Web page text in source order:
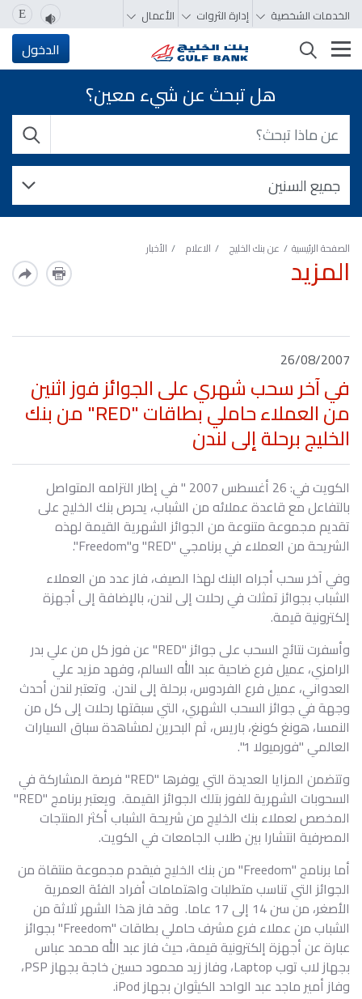
الخدمات الشخصية إدارة الثروات الأعمال E
تغيير التصفّح الدخول
هل تبحث عن شيء معين؟
الصفحة الرئيسية عن بنك الخليج الاعلام الأخبار
المزيد
26/08/2007
في آخر سحب شهري على الجوائز فوز اثنين
من العملاء حاملي بطاقات "RED" من بنك
الخليج برحلة إلى لندن
الكويت في: 26 أغسطس 2007 " في إطار التزامه المتواصل
بالتفاعل مع قاعدة عملائه من الشباب، يحرص بنك الخليج على
تقديم مجموعة متنوعة من الجوائز الشهرية القيمة لهذه
الشريحة من العملاء في برنامجي "RED" و"Freedom".
وفي آخر سحب أجراه البنك لهذا الصيف، فاز عدد من العملاء
الشباب بجوائز تمثلت في رحلات إلى لندن، بالإضافة إلى أجهزة
إلكترونية قيمة.
وأسفرت نتائج السحب على جوائز "RED" عن فوز كل من علي بدر
الرامزي، عميل فرع ضاحية عبد الله السالم، وفهد مزيد علي
العدواني، عميل فرع الفردوس، برحلة إلى لندن. وتعتبر لندن أحدث
وجهة في جوائز السحب الشهري، التي سبقتها رحلات إلى كل من
النمسا، هونغ كونغ، باريس، ثم البحرين لمشاهدة سباق السيارات
العالمي "فورميولا 1".
وتتضمن المزايا العديدة التي يوفرها "RED" فرصة المشاركة في
السحوبات الشهرية للفوز بتلك الجوائز القيمة. ويعتبر برنامج "RED"
المخصص لعملاء بنك الخليج من شريحة الشباب أكثر المنتجات
المصرفية انتشارا بين طلاب الجامعات في الكويت.
أما برنامج "Freedom" من بنك الخليج فيقدم مجموعة منتقاة من
الجوائز التي تناسب متطلبات واهتمامات أفراد الفئة العمرية
الأصغر، من سن 14 إلى 17 عاما. وقد فاز هذا الشهر ثلاثة من
الشباب من عملاء فرع مشرف حاملي بطاقات "Freedom" بجوائز
عبارة عن أجهزة إلكترونية قيمة، حيث فاز عبد الله محمد عباس
بجهاز لاب توب Laptop، وفاز زيد محمود حسين خاجة بجهاز PSP،
وفاز أمير ماجد عبد الواحد الكيثوان بجهاز iPod.